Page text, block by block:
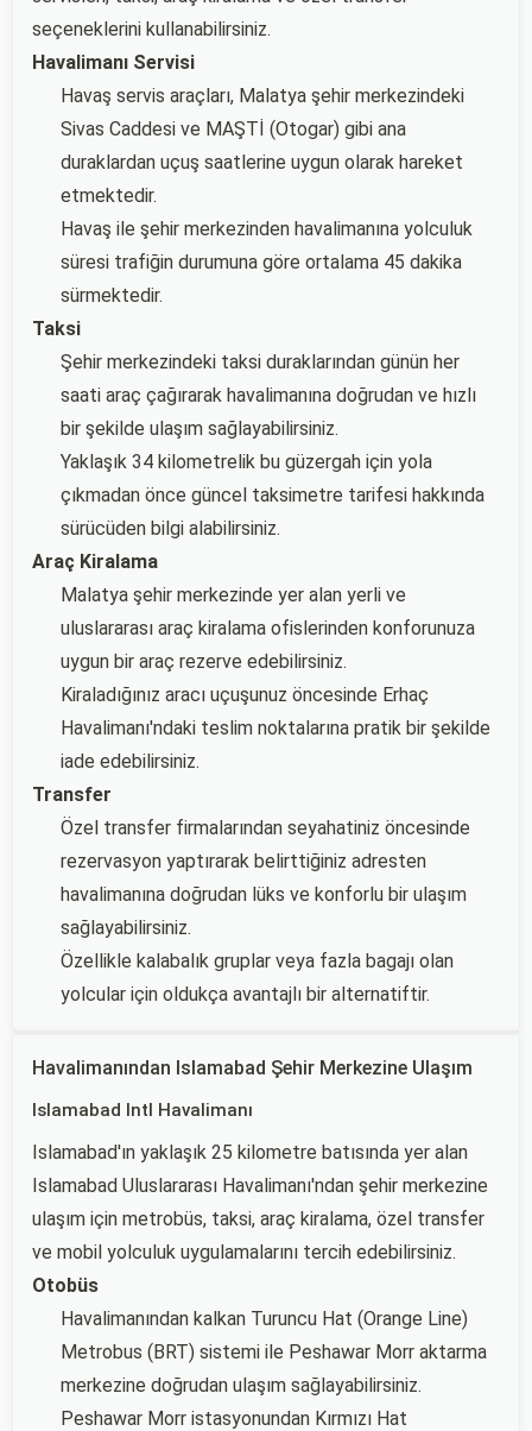
seçeneklerini kullanabilirsiniz.
Havalimanı Servisi
Havaş servis araçları, Malatya şehir merkezindeki
Sivas Caddesi ve MAŞTİ (Otogar) gibi ana
duraklardan uçuş saatlerine uygun olarak hareket
etmektedir.
Havaş ile şehir merkezinden havalimanına yolculuk
süresi trafiğin durumuna göre ortalama 45 dakika
sürmektedir.
Taksi
Şehir merkezindeki taksi duraklarından günün her
saati araç çağırarak havalimanına doğrudan ve hızlı
bir şekilde ulaşım sağlayabilirsiniz.
Yaklaşık 34 kilometrelik bu güzergah için yola
çıkmadan önce güncel taksimetre tarifesi hakkında
sürücüden bilgi alabilirsiniz.
Araç Kiralama
Malatya şehir merkezinde yer alan yerli ve
uluslararası araç kiralama ofislerinden konforunuza
uygun bir araç rezerve edebilirsiniz.
Kiraladığınız aracı uçuşunuz öncesinde Erhaç
Havalimanı'ndaki teslim noktalarına pratik bir şekilde
iade edebilirsiniz.
Transfer
Özel transfer firmalarından seyahatiniz öncesinde
rezervasyon yaptırarak belirttiğiniz adresten
havalimanına doğrudan lüks ve konforlu bir ulaşım
sağlayabilirsiniz.
Özellikle kalabalık gruplar veya fazla bagajı olan
yolcular için oldukça avantajlı bir alternatiftir.
Havalimanından Islamabad Şehir Merkezine Ulaşım
Islamabad Intl Havalimanı
Islamabad'ın yaklaşık 25 kilometre batısında yer alan
Islamabad Uluslararası Havalimanı'ndan şehir merkezine
ulaşım için metrobüs, taksi, araç kiralama, özel transfer
ve mobil yolculuk uygulamalarını tercih edebilirsiniz.
Otobüs
Havalimanından kalkan Turuncu Hat (Orange Line)
Metrobus (BRT) sistemi ile Peshawar Morr aktarma
merkezine doğrudan ulaşım sağlayabilirsiniz.
Peshawar Morr istasyonundan Kırmızı Hat